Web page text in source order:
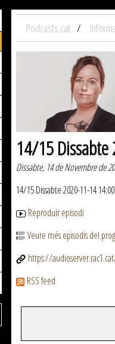
Podcasts.cat
14/15
Dissabte, 14 de Novembre de
14/15 Dissabte 2020-11-14 14:00
Reproduir episodi
Veure més episodis del
https://
RSS feed